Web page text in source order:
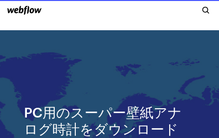
PC用のスーパー壁紙アナ
ログ時計をダウンロード